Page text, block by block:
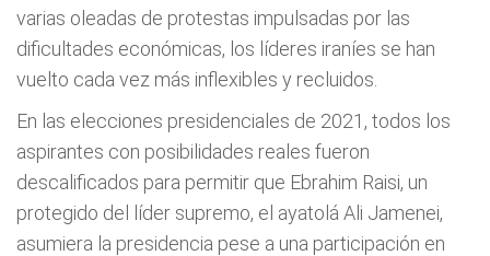
varias oleadas de protestas impulsadas por las
dificultades económicas, los líderes iraníes se han
vuelto cada vez más inflexibles y recluidos.
En las elecciones presidenciales de 2021, todos los
aspirantes con posibilidades reales fueron
descalificados para permitir que Ebrahim Raisi, un
protegido del líder supremo, el ayatolá Ali Jamenei,
asumiera la presidencia pese a una participación en